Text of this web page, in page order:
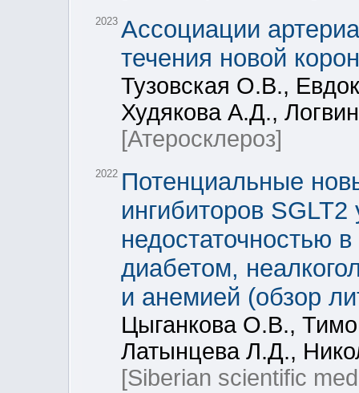
2023 Ассоциации
течения новой
Тузовская О.В.,
Худякова А.Д.,
[Атеросклероз]
2022 Потенциальные
ингибиторов
недостаточностью
диабетом,
и анемией (обзор
Цыганкова О.В.,
Латынцева Л.Д.,
[Siberian scientific